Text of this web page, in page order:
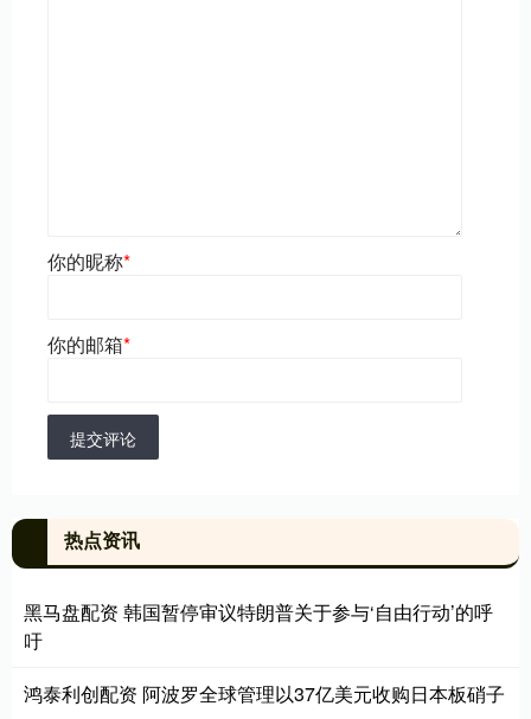
你的昵称*
你的邮箱*
提交评论
热点资讯
黑马盘配资 韩国暂停审议特朗普关于参与‘自由行动’的呼
吁
鸿泰利创配资 阿波罗全球管理以37亿美元收购日本板硝子